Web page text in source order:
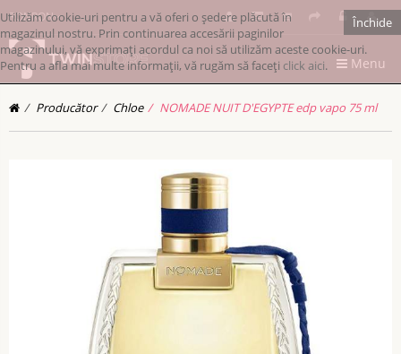
RONRON
Menu
Producător Chloe NOMADE NUIT D'EGYPTE edp vapo 75 ml
Închide
Utilizăm cookie-uri pentru a vă oferi o ședere plăcută în
magazinul nostru. Prin continuarea accesării paginilor
magazinului, vă exprimați acordul ca noi să utilizăm aceste cookie-uri.
Pentru a afla mai multe informații, vă rugăm să faceți click aici.